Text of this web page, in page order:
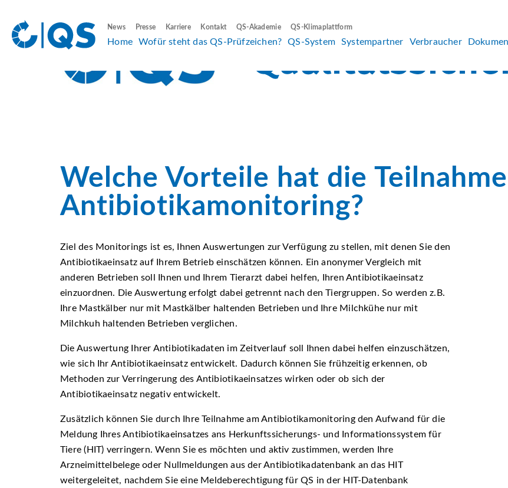
News Presse Karriere Kontakt QS-Akademie QS-Klimaplattform
Home Wofür steht das QS-Prüfzeichen? QS-System Systempartner Verbraucher
Welche Vorteile hat die
Antibiotikamonitoring?
Ziel des Monitorings ist es, Ihnen Auswertungen zur Verfügung zu stellen, mit denen Sie den
Antibiotikaeinsatz auf Ihrem Betrieb einschätzen können. Ein anonymer Vergleich mit
anderen Betrieben soll Ihnen und Ihrem Tierarzt dabei helfen, Ihren Antibiotikaeinsatz
einzuordnen. Die Auswertung erfolgt dabei getrennt nach den Tiergruppen. So werden z.B.
Ihre Mastkälber nur mit Mastkälber haltenden Betrieben und Ihre Milchkühe nur mit
Milchkuh haltenden Betrieben verglichen.
Die Auswertung Ihrer Antibiotikadaten im Zeitverlauf soll Ihnen dabei helfen einzuschätzen,
wie sich Ihr Antibiotikaeinsatz entwickelt. Dadurch können Sie frühzeitig erkennen, ob
Methoden zur Verringerung des Antibiotikaeinsatzes wirken oder ob sich der
Antibiotikaeinsatz negativ entwickelt.
Zusätzlich können Sie durch Ihre Teilnahme am Antibiotikamonitoring den Aufwand für die
Meldung Ihres Antibiotikaeinsatzes ans Herkunftssicherungs- und Informationssystem für
Tiere (HIT) verringern. Wenn Sie es möchten und aktiv zustimmen, werden Ihre
Arzneimittelbelege oder Nullmeldungen aus der Antibiotikadatenbank an das HIT
weitergeleitet, nachdem Sie eine Meldeberechtigung für QS in der HIT-Datenbank